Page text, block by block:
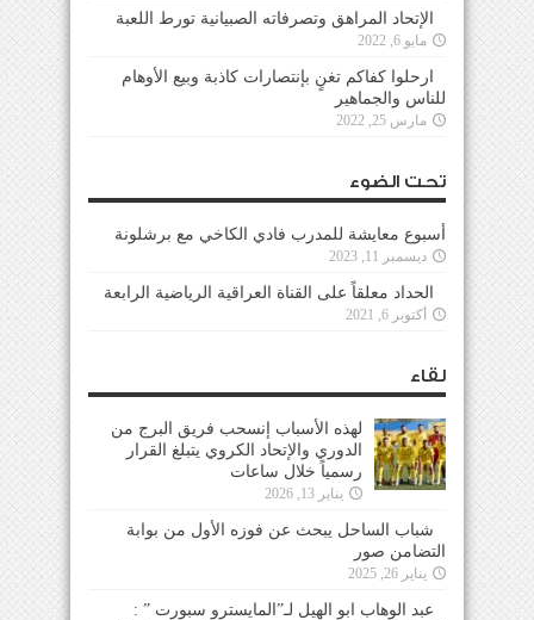
الإتحاد المراهق وتصرفاته الصبيانية تورط اللعبة
مايو 6, 2022
ارحلوا كفاكم تغنٍ بإنتصارات كاذبة وبيع الأوهام
للناس والجماهير
مارس 25, 2022
تحت الضوء
أسبوع معايشة للمدرب فادي الكاخي مع برشلونة
ديسمبر 11, 2023
الحداد معلقاً على القناة العراقية الرياضية الرابعة
أكتوبر 6, 2021
لقاء
لهذه الأسباب إنسحب فريق البرج من
الدوري والإتحاد الكروي يتبلغ القرار
رسمياً خلال ساعات
يناير 13, 2026
شباب الساحل يبحث عن فوزه الأول من بوابة
التضامن صور
يناير 26, 2025
عبد الوهاب ابو الهيل لـ”المايسترو سبورت ” :